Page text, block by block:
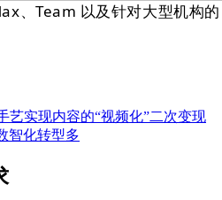
、Team 以及针对大型机构
艺实现内容的“视频化”二次变现
智化转型多